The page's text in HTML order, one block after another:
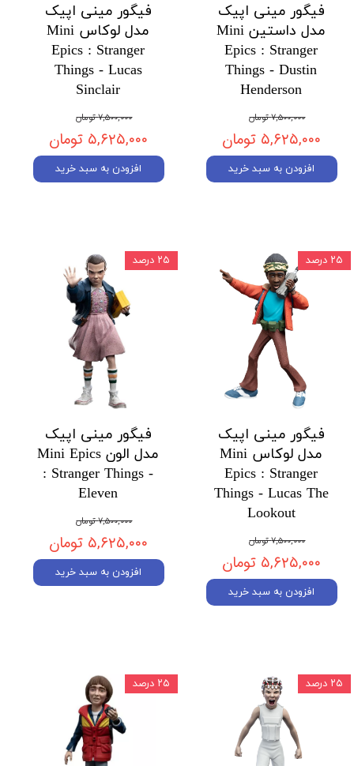
فیگور مینی اپیک
مدل داستین Mini
Epics : Stranger
Things - Dustin
Henderson
۷,۵۰۰,۰۰۰ تومان
۵,۶۲۵,۰۰۰ تومان
افزودن به سبد خرید
فیگور مینی اپیک
مدل لوکاس Mini
Epics : Stranger
Things - Lucas
Sinclair
۷,۵۰۰,۰۰۰ تومان
۵,۶۲۵,۰۰۰ تومان
افزودن به سبد خرید
فیگور مینی اپیک
مدل لوکاس Mini
Epics : Stranger
Things - Lucas The
Lookout
۷,۵۰۰,۰۰۰ تومان
۵,۶۲۵,۰۰۰ تومان
افزودن به سبد خرید
۲۵ درصد
فیگور مینی اپیک
مدل الون Mini Epics
: Stranger Things -
Eleven
۷,۵۰۰,۰۰۰ تومان
۵,۶۲۵,۰۰۰ تومان
افزودن به سبد خرید
۲۵ درصد
۲۵ درصد ۲۵ درصد